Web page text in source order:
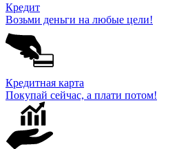
Кредит
Возьми деньги на любые цели!
Кредитная карта
Покупай сейчас, а плати потом!